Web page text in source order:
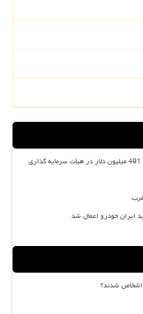
ایران خودرو اعمال شد
اشخاص شدند؟